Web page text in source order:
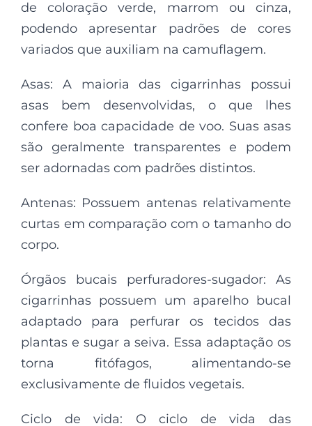
de coloração verde, marrom ou cinza,
podendo apresentar padrões de cores
variados que auxiliam na camuflagem.
Asas: A maioria das cigarrinhas possui
asas bem desenvolvidas, o que lhes
confere boa capacidade de voo. Suas asas
são geralmente transparentes e podem
ser adornadas com padrões distintos.
Antenas: Possuem antenas relativamente
curtas em comparação com o tamanho do
corpo.
Órgãos bucais perfuradores-sugador: As
cigarrinhas possuem um aparelho bucal
adaptado para perfurar os tecidos das
plantas e sugar a seiva. Essa adaptação os
torna fitófagos, alimentando-se
exclusivamente de fluidos vegetais.
Ciclo de vida: O ciclo de vida das